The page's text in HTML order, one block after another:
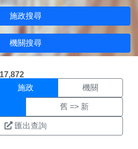
施政搜尋
機關搜尋
果頁面
施政 機關
舊 => 新
匯出查詢